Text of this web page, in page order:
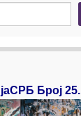
Број 25.